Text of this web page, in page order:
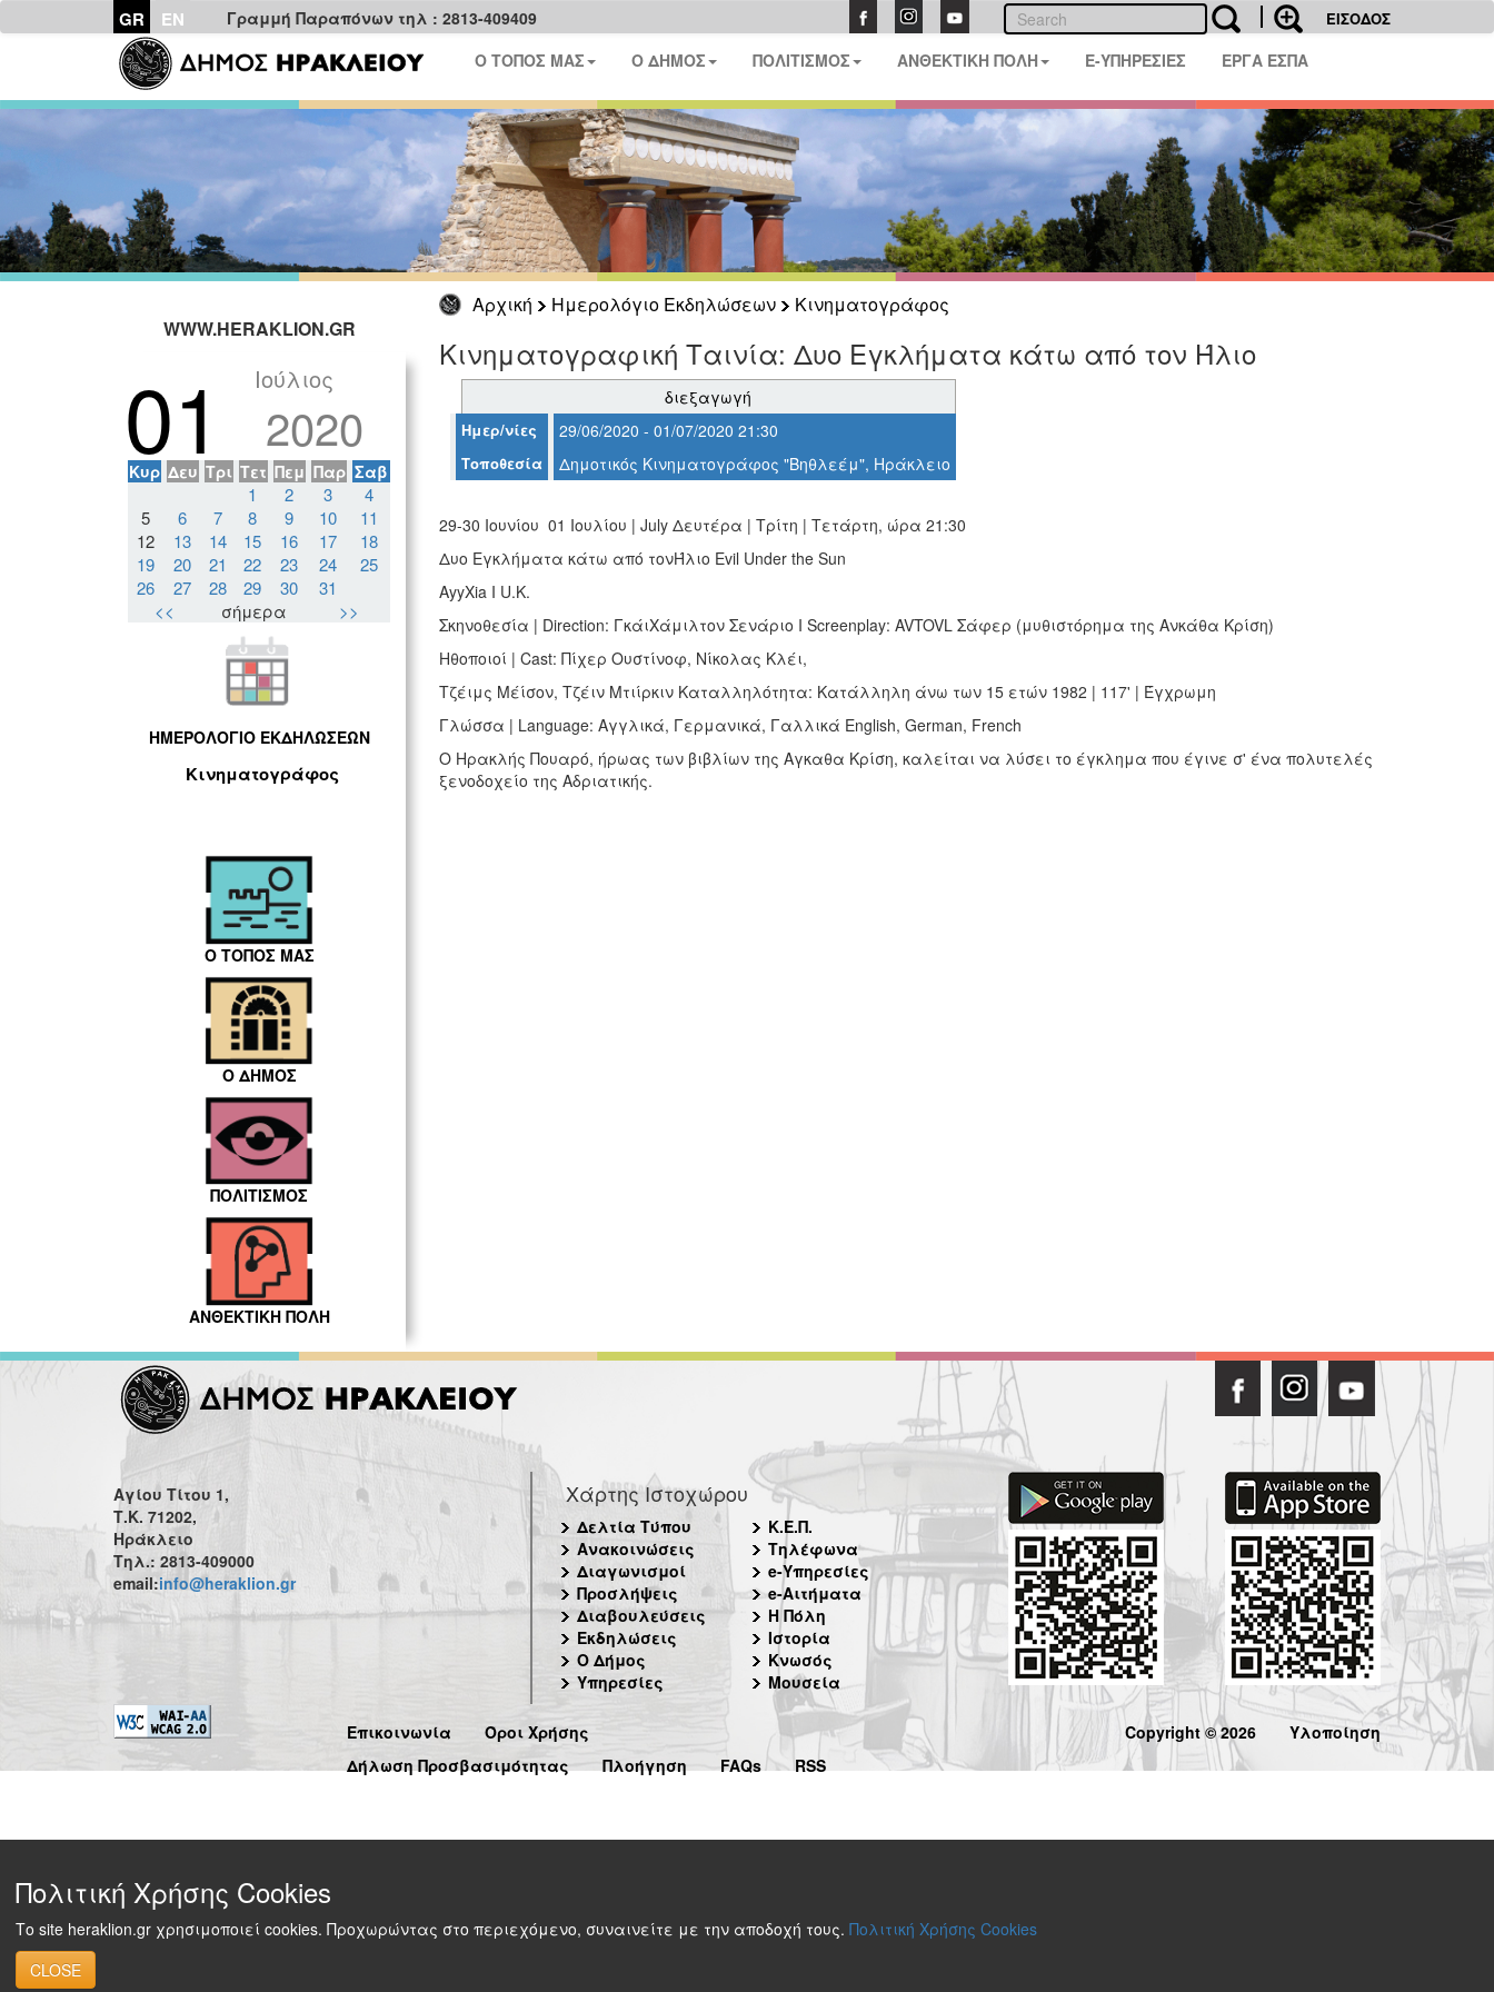
GR EN Γραμμή Παραπόνων τηλ : 2813-409409 ΕΙΣΟΔΟΣ
Ο ΤΟΠΟΣ ΜΑΣ Ο ΔΗΜΟΣ ΠΟΛΙΤΙΣΜΟΣ ΑΝΘΕΚΤΙΚΗ ΠΟΛΗ E-ΥΠΗΡΕΣΙΕΣ ΕΡΓΑ ΕΣΠΑ
Αρχική Ημερολόγιο Εκδηλώσεων
Κινηματογράφος
WWW.HERAKLION.GR
01 Ιούλιος
2020
Κυρ Δευ Τρι Τετ Πεμ Παρ Σαβ
1 2 3
4
5
6 7 8 9 10
11
12
13 14 15 16 17
18
19
20 21 22 23 24
25
26
27 28 29 30
31
<<
σήμερα >>
ΗΜΕΡΟΛΟΓΙΟ ΕΚΔΗΛΩΣΕΩΝ
Κινηματογράφος
Ο ΤΟΠΟΣ ΜΑΣ
Ο ΔΗΜΟΣ
ΠΟΛΙΤΙΣΜΟΣ
ΑΝΘΕΚΤΙΚΗ ΠΟΛΗ
Κινηματογραφική Ταινία: Δυο Εγκλήματα κάτω από τον Ήλιο
διεξαγωγή
Ημερ/νίες 29/06/2020 - 01/07/2020 21:30
Τοποθεσία Δημοτικός Κινηματογράφος "Βηθλεέμ", Ηράκλειο
29-30 Ιουνίου 01 Ιουλίου | July Δευτέρα | Τρίτη | Τετάρτη, ώρα 21:30
Δυο Εγκλήματα κάτω από τονΉλιο Evil Under the Sun
AyyXia I U.K.
Σκηνοθεσία | Direction: ΓκάιΧάμιλτον Σενάριο I Screenplay: AVTOVL Σάφερ (μυθιστόρημα της Ανκάθα Κρίση)
Ηθοποιοί | Cast: Πίχερ Ουστίνοφ, Νίκολας Κλέι,
Τζέιμς Μέίσον, Τζέιν Μτιίρκιν Καταλληλότητα: Κατάλληλη άνω των 15 ετών 1982 | 117' | Έγχρωμη
Γλώσσα | Language: Αγγλικά, Γερμανικά, Γαλλικά English, German, French
Ο Ηρακλής Πουαρό, ήρωας των βιβλίων της Αγκαθα Κρίση, καλείται να λύσει το έγκλημα που έγινε σ' ένα πολυτελές
ξενοδοχείο της Αδριατικής.
Αγίου Τίτου 1,
Τ.Κ. 71202,
Ηράκλειο
Τηλ.: 2813-409000
email:info@heraklion.gr
Χάρτης Ιστοχώρου
Δελτία Τύπου
Ανακοινώσεις
Διαγωνισμοί
Προσλήψεις
Διαβουλεύσεις
Εκδηλώσεις
Ο Δήμος
Υπηρεσίες
Κ.Ε.Π.
Τηλέφωνα
e-Υπηρεσίες
e-Αιτήματα
Η Πόλη
Ιστορία
Κνωσός
Μουσεία
Επικοινωνία
Όροι Χρήσης
Δήλωση Προσβασιμότητας
Πλοήγηση FAQs RSS
Copyright © 2026 Υλοποίηση
Πολιτική Χρήσης Cookies
Το site heraklion.gr χρησιμοποιεί cookies. Προχωρώντας στο περιεχόμενο, συναινείτε με την αποδοχή τους. Πολιτική Χρήσης Cookies
CLOSE